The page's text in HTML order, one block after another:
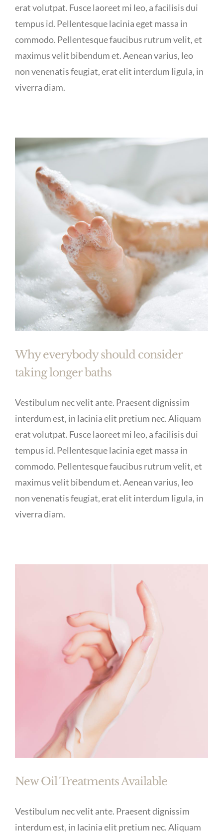
erat volutpat. Fusce laoreet mi leo, a facilisis dui
tempus id. Pellentesque lacinia eget massa in
commodo. Pellentesque faucibus rutrum velit, et
maximus velit bibendum et. Aenean varius, leo
non venenatis feugiat, erat elit interdum ligula, in
viverra diam.
Why everybody should consider
taking longer baths
Vestibulum nec velit ante. Praesent dignissim
interdum est, in lacinia elit pretium nec. Aliquam
erat volutpat. Fusce laoreet mi leo, a facilisis dui
tempus id. Pellentesque lacinia eget massa in
commodo. Pellentesque faucibus rutrum velit, et
maximus velit bibendum et. Aenean varius, leo
non venenatis feugiat, erat elit interdum ligula, in
viverra diam.
New Oil Treatments Available
Vestibulum nec velit ante. Praesent dignissim
interdum est, in lacinia elit pretium nec. Aliquam